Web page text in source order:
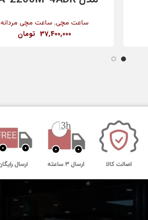
ساعت مچی, ساعت مچی مردانه
37,400,000 تومان